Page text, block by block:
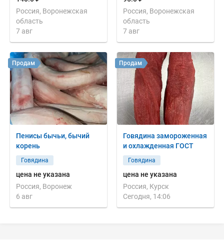
Россия, Воронежская
область
7 авг
Россия, Воронежская
область
7 авг
Пенисы бычьи, бычий
корень
Говядина
цена не указана
Россия, Воронеж
6 авг
Продам
Говядина замороженная
и охлажденная ГОСТ
Говядина
цена не указана
Россия, Курск
Сегодня, 14:06
Продам